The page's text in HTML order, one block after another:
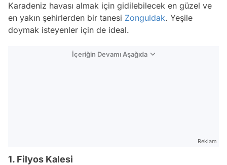
Karadeniz havası almak için gidilebilecek en güzel ve
en yakın şehirlerden bir tanesi Zonguldak. Yeşile
doymak isteyenler için de ideal.
İçeriğin Devamı Aşağıda
Reklam
1. Filyos Kalesi